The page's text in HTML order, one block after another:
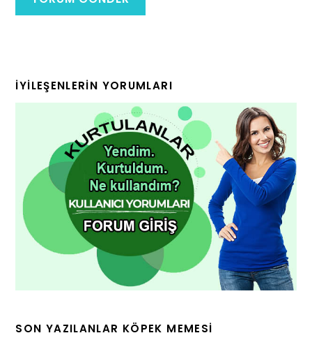
İYILEŞENLERIN YORUMLARI
SON YAZILANLAR KÖPEK MEMESI